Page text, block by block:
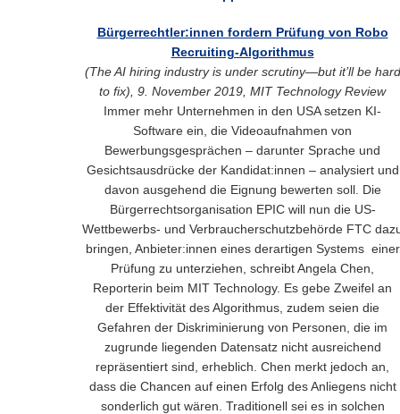
Bürgerrechtler:innen fordern Prüfung von Robo
Recruiting-Algorithmus
(The AI hiring industry is under scrutiny—but it’ll be hard
to fix), 9. November 2019, MIT Technology Review
Immer mehr Unternehmen in den USA setzen KI-
Software ein, die Videoaufnahmen von
Bewerbungsgesprächen – darunter Sprache und
Gesichtsausdrücke der Kandidat:innen – analysiert und
davon ausgehend die Eignung bewerten soll. Die
Bürgerrechtsorganisation EPIC will nun die US-
Wettbewerbs- und Verbraucherschutzbehörde FTC
bringen, Anbieter:innen eines derartigen Systems einer
Prüfung zu unterziehen, schreibt Angela Chen,
Reporterin beim MIT Technology. Es gebe Zweifel an
der Effektivität des Algorithmus, zudem seien die
Gefahren der Diskriminierung von Personen, die im
zugrunde liegenden Datensatz nicht ausreichend
repräsentiert sind, erheblich. Chen merkt jedoch an,
dass die Chancen auf einen Erfolg des Anliegens nicht
sonderlich gut wären. Traditionell sei es in solchen